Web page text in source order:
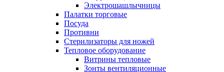
Электрошашлычницы
Палатки торговые
Посуда
Противни
Стерилизаторы для ножей
Тепловое оборудование
Витрины тепловые
Зонты вентиляционные